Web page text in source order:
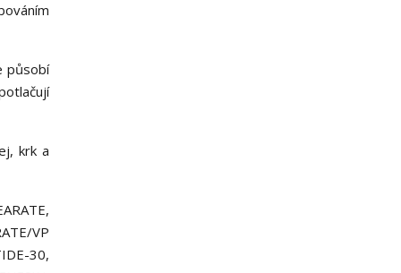
působí
krk a
VP
30,